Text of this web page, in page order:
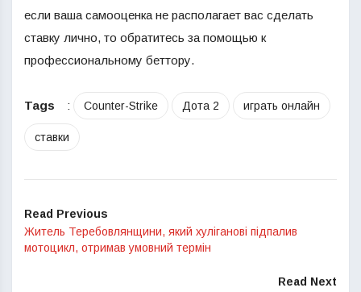
если ваша самооценка не располагает вас сделать
ставку лично, то обратитесь за помощью к
профессиональному беттору.
Tags : Counter-Strike Дота 2 играть онлайн
ставки
Read Previous
Житель Теребовлянщини, який хуліганові підпалив
мотоцикл, отримав умовний термін
Read Next